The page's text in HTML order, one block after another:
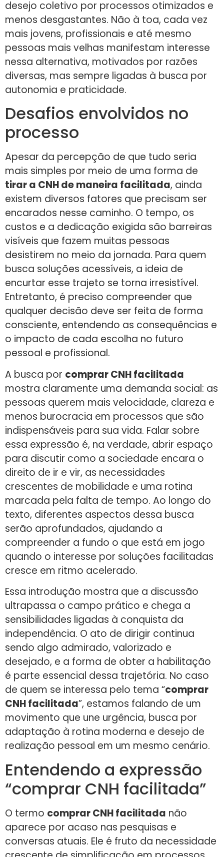
desejo coletivo por processos otimizados e
menos desgastantes. Não à toa, cada vez
mais jovens, profissionais e até mesmo
pessoas mais velhas manifestam interesse
nessa alternativa, motivados por razões
diversas, mas sempre ligadas à busca por
autonomia e praticidade.
Desafios envolvidos no
processo
Apesar da percepção de que tudo seria
mais simples por meio de uma forma de
tirar a CNH de maneira facilitada, ainda
existem diversos fatores que precisam ser
encarados nesse caminho. O tempo, os
custos e a dedicação exigida são barreiras
visíveis que fazem muitas pessoas
desistirem no meio da jornada. Para quem
busca soluções acessíveis, a ideia de
encurtar esse trajeto se torna irresistível.
Entretanto, é preciso compreender que
qualquer decisão deve ser feita de forma
consciente, entendendo as consequências e
o impacto de cada escolha no futuro
pessoal e profissional.
A busca por comprar CNH facilitada
mostra claramente uma demanda social: as
pessoas querem mais velocidade, clareza e
menos burocracia em processos que são
indispensáveis para sua vida. Falar sobre
essa expressão é, na verdade, abrir espaço
para discutir como a sociedade encara o
direito de ir e vir, as necessidades
crescentes de mobilidade e uma rotina
marcada pela falta de tempo. Ao longo do
texto, diferentes aspectos dessa busca
serão aprofundados, ajudando a
compreender a fundo o que está em jogo
quando o interesse por soluções facilitadas
cresce em ritmo acelerado.
Essa introdução mostra que a discussão
ultrapassa o campo prático e chega a
sensibilidades ligadas à conquista da
independência. O ato de dirigir continua
sendo algo admirado, valorizado e
desejado, e a forma de obter a habilitação
é parte essencial dessa trajetória. No caso
de quem se interessa pelo tema “comprar
CNH facilitada”, estamos falando de um
movimento que une urgência, busca por
adaptação à rotina moderna e desejo de
realização pessoal em um mesmo cenário.
Entendendo a expressão
“comprar CNH facilitada”
O termo comprar CNH facilitada não
aparece por acaso nas pesquisas e
conversas atuais. Ele é fruto da necessidade